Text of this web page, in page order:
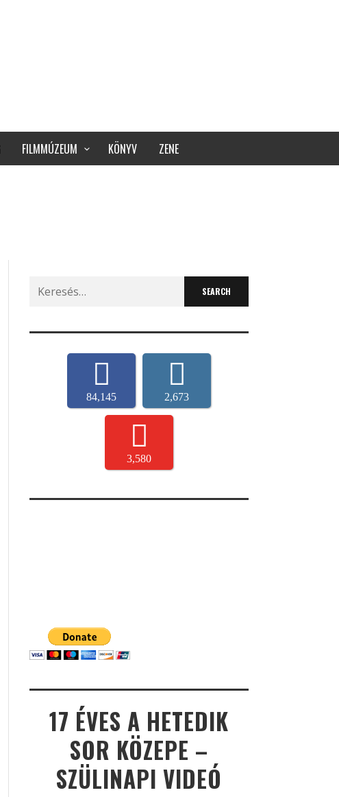
FILMMÚZEUM KÖNYV ZENE
Search
for:
84,145 2,673
3,580
17 ÉVES A HETEDIK
SOR KÖZEPE –
SZÜLINAPI VIDEÓ